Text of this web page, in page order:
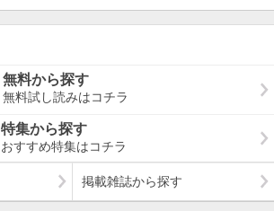
無料から探す
無料試し読みはコチラ
特集から探す
おすすめ特集はコチラ
掲載雑誌から探す